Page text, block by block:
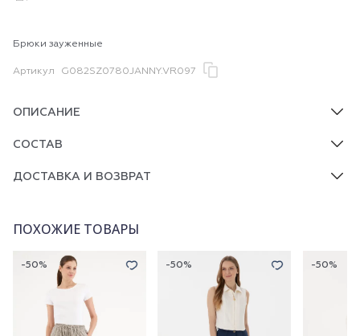
Брюки зауженные
Артикул G082SZ0780JANNY.VR097
ОПИСАНИЕ
СОСТАВ
ДОСТАВКА И ВОЗВРАТ
ПОХОЖИЕ ТОВАРЫ
-50% -50% -50%